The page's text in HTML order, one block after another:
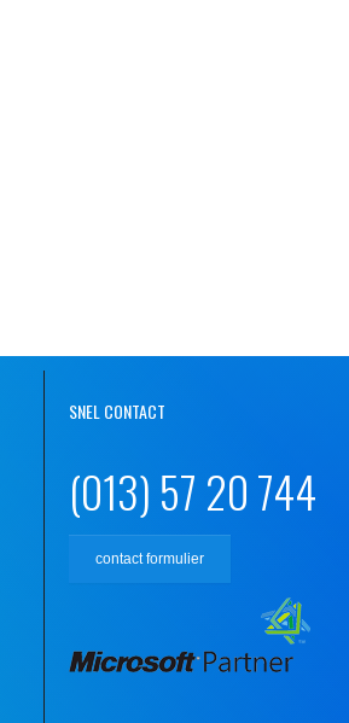
SNEL CONTACT
(013) 57 20 744
contact formulier